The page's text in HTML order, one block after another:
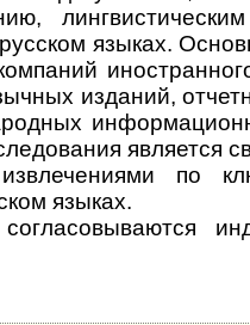
языках.
изданий,
является
по
языках.